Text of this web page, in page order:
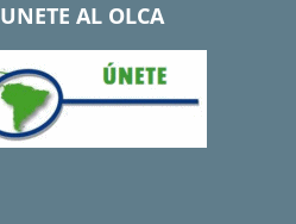
UNETE AL OLCA